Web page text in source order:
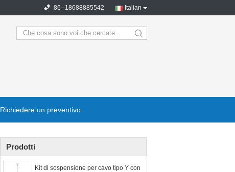
Italian
86--18688885542
search
Richiedere un preventivo
Prodotti
Kit di sospensione per cavo tipo Y con